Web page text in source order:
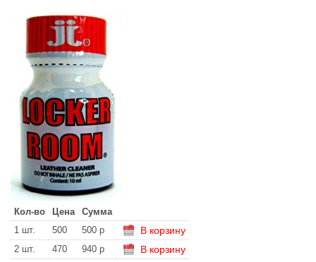
Кол-во Цена
Сумма
1 шт.
500 500 р В корзину
2 шт. 470 940 р В корзину